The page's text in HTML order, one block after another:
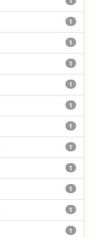
1
1
1
1
1
1
1
1
1
1
1